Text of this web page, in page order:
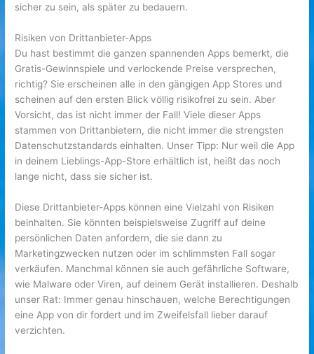
sicher zu sein, als später zu bedauern.
Risiken von Drittanbieter-Apps
Du hast bestimmt die ganzen spannenden Apps bemerkt, die
Gratis-Gewinnspiele und verlockende Preise versprechen,
richtig? Sie erscheinen alle in den gängigen App Stores und
scheinen auf den ersten Blick völlig risikofrei zu sein. Aber
Vorsicht, das ist nicht immer der Fall! Viele dieser Apps
stammen von Drittanbietern, die nicht immer die strengsten
Datenschutzstandards einhalten. Unser Tipp: Nur weil die App
in deinem Lieblings-App-Store erhältlich ist, heißt das noch
lange nicht, dass sie sicher ist.
Diese Drittanbieter-Apps können eine Vielzahl von Risiken
beinhalten. Sie könnten beispielsweise Zugriff auf deine
persönlichen Daten anfordern, die sie dann zu
Marketingzwecken nutzen oder im schlimmsten Fall sogar
verkäufen. Manchmal können sie auch gefährliche Software,
wie Malware oder Viren, auf deinem Gerät installieren. Deshalb
unser Rat: Immer genau hinschauen, welche Berechtigungen
eine App von dir fordert und im Zweifelsfall lieber darauf
verzichten.